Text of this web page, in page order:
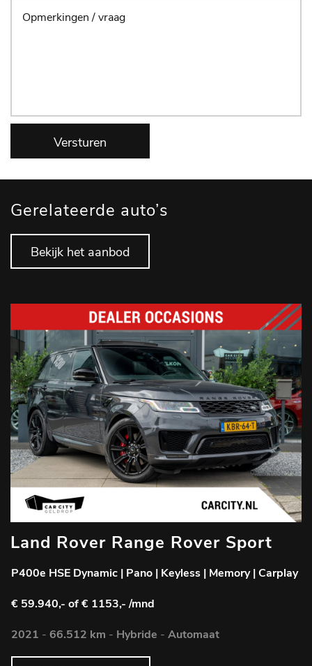
Versturen
Gerelateerde auto’s
Bekijk het aanbod
Land Rover Range Rover Sport
P400e HSE Dynamic | Pano | Keyless | Memory | Carplay
€ 59.940,- of € 1153,- /mnd
2021 - 66.512 km - Hybride - Automaat